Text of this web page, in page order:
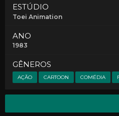
ESTÚDIO
Toei Animation
ANO
1983
GÊNEROS
AÇÃO CARTOON COMÉDIA